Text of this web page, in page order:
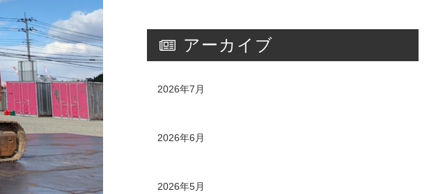
アーカイブ
2026年7月
2026年6月
2026年5月